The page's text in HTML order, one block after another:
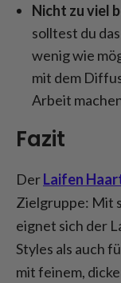
Nicht zu viel
solltest du
wenig wie
mit dem
Arbeit
Fazit
DerLaifen
Zielgruppe: Mit
eignet sich der
Styles als auch
mit feinem,